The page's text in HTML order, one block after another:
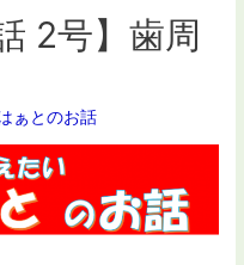
ニ
2号】歯周
ぁとのお話